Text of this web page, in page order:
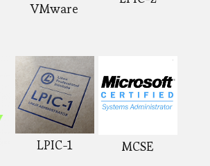
VMware
LPIC-1 MCSE